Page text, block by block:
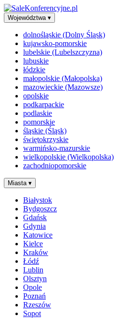
Województwa ▾
dolnośląskie (Dolny Śląsk)
kujawsko-pomorskie
lubelskie (Lubelszczyzna)
lubuskie
łódzkie
małopolskie (Małopolska)
mazowieckie (Mazowsze)
opolskie
podkarpackie
podlaskie
pomorskie
śląskie (Śląsk)
świętokrzyskie
warmińsko-mazurskie
wielkopolskie (Wielkopolska)
zachodniopomorskie
Miasta ▾
Białystok
Bydgoszcz
Gdańsk
Gdynia
Katowice
Kielce
Kraków
Łódź
Lublin
Olsztyn
Opole
Poznań
Rzeszów
Sopot